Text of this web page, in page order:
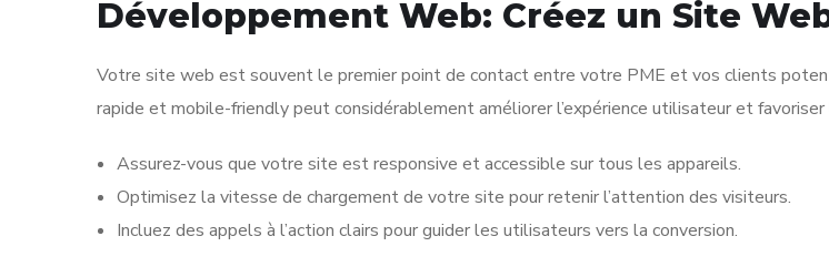
Développement Web: Créez un Site
Votre site web est souvent le premier point de contact entre votre PME et vos clients
rapide et mobile-friendly peut considérablement améliorer l’expérience utilisateur et favoriser
Assurez-vous que votre site est responsive et accessible sur tous les appareils.
Optimisez la vitesse de chargement de votre site pour retenir l’attention des visiteurs.
Incluez des appels à l’action clairs pour guider les utilisateurs vers la conversion.